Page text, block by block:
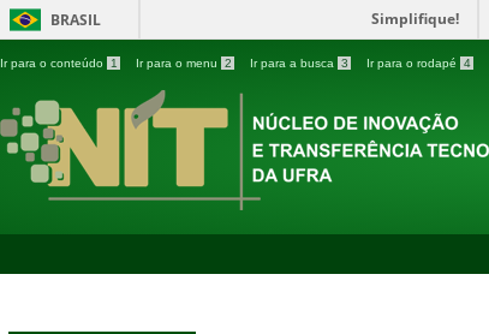
BRASIL Simplifique!
Ir para o conteúdo 1 Ir para o menu 2 Ir para a busca 3 Ir para o rodapé 4